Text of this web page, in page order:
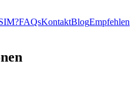
FAQsKontaktBlogEmpfehlen